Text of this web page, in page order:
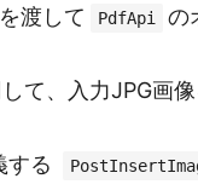
渡して
PdfApi
の
て、入力JPG画
する